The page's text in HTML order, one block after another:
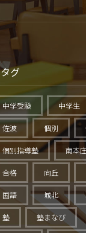
タグ
中学受験 中学生
佐波 個別
個別指導塾 南本
合格 向丘
国語 城北
塾 塾まなび